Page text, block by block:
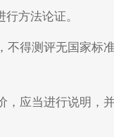
方法论证。
不得测评无国家标
，应当进行说明，